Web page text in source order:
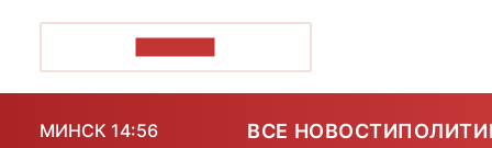
МИНСК 14:56 ВСЕ НОВОСТИ